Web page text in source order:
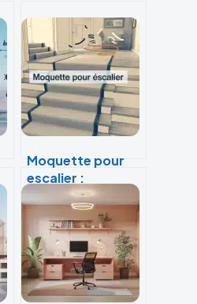
Moquette pour
escalier :
comment allier
sécurité, silence
et durabilité dans
vos passages ?